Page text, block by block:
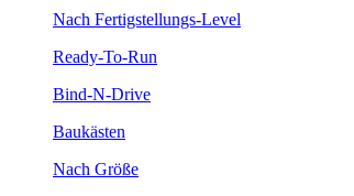
Nach Fertigstellungs-Level
Ready-To-Run
Bind-N-Drive
Baukästen
Nach Größe